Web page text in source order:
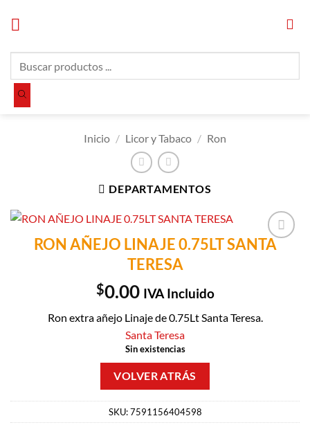
productos
Inicio / Licor y Tabaco / Ron
DEPARTAMENTOS
Añadir a
RON AÑEJO LINAJE 0.75LT SANTA
TERESA
$0.00 IVA Incluido
Ron extra añejo Linaje de 0.75Lt Santa Teresa.
Santa Teresa
Sin existencias
SKU:7591156404598